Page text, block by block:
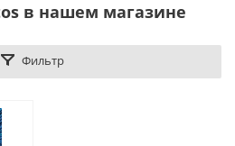
в нашем магазине
Фильтр